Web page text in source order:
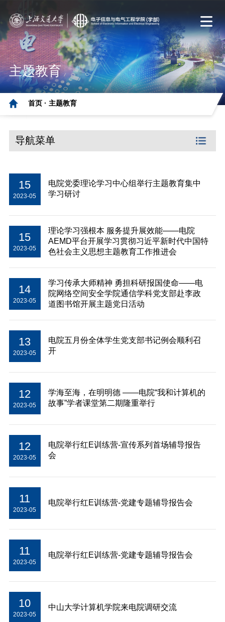
主题教育
首页 · 主题教育
导航菜单
15
2023-05
电院党委理论学习中心组举行主题教育集中
学习研讨
15
2023-05
理论学习强根本 服务提升展效能——电院
AEMD平台开展学习贯彻习近平新时代中国特
色社会主义思想主题教育工作推进会
14
2023-05
学习传承大师精神 勇担科研报国使命——电
院网络空间安全学院通信学科党支部赴李政
道图书馆开展主题党日活动
13
2023-05
电院五月份全体学生党支部书记例会顺利召
开
12
2023-05
学海至海，在明明德 ——电院“我和计算机的
故事”学者课堂第二期隆重举行
12
2023-05
电院举行红E训练营-宣传系列首场辅导报告
会
11
2023-05
电院举行红E训练营-党建专题辅导报告会
11
2023-05
电院举行红E训练营-党建专题辅导报告会
10
2023-05
中山大学计算机学院来电院调研交流